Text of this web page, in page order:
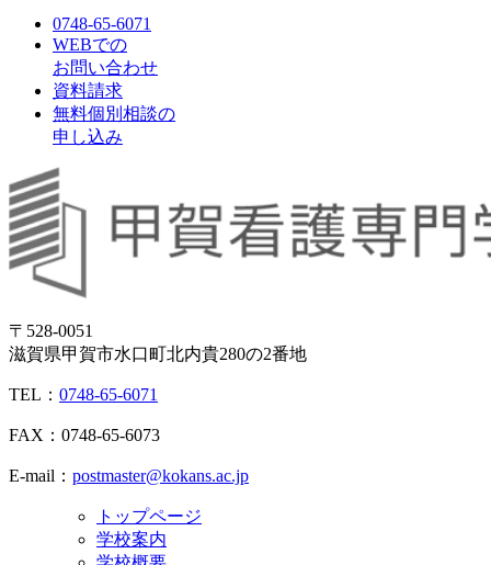
0748-65-6071
WEBでの
お問い合わせ
資料請求
無料個別相談の
申し込み
〒528-0051
滋賀県甲賀市水口町北内貴280の2番地
TEL： 0748-65-6071
FAX：0748-65-6073
E-mail： postmaster@kokans.ac.jp
トップページ
学校案内